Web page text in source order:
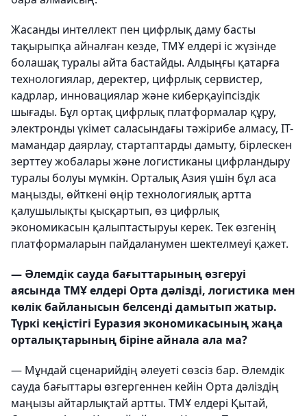
Жасанды интеллект пен цифрлық даму басты
тақырыпқа айналған кезде, ТМҰ елдері іс жүзінде
болашақ туралы айта бастайды. Алдыңғы қатарға
технологиялар, деректер, цифрлық сервистер,
кадрлар, инновациялар және киберқауіпсіздік
шығады. Бұл ортақ цифрлық платформалар құру,
электронды үкімет саласындағы тәжірибе алмасу, IT-
мамандар даярлау, стартаптарды дамыту, бірлескен
зерттеу жобалары және логистиканы цифрландыру
туралы болуы мүмкін. Орталық Азия үшін бұл аса
маңызды, өйткені өңір технологиялық артта
қалушылықты қысқартып, өз цифрлық
экономикасын қалыптастыруы керек. Тек өзгенің
платформаларын пайдаланумен шектелмеуі қажет.
— Әлемдік сауда бағыттарының өзгеруі
аясында ТМҰ елдері Орта дәлізді, логистика мен
көлік байланысын белсенді дамытып жатыр.
Түркі кеңістігі Еуразия экономикасының жаңа
орталықтарының біріне айнала ала ма?
— Мұндай сценарийдің әлеуеті сөзсіз бар. Әлемдік
сауда бағыттары өзгергеннен кейін Орта дәліздің
маңызы айтарлықтай артты. ТМҰ елдері Қытай,